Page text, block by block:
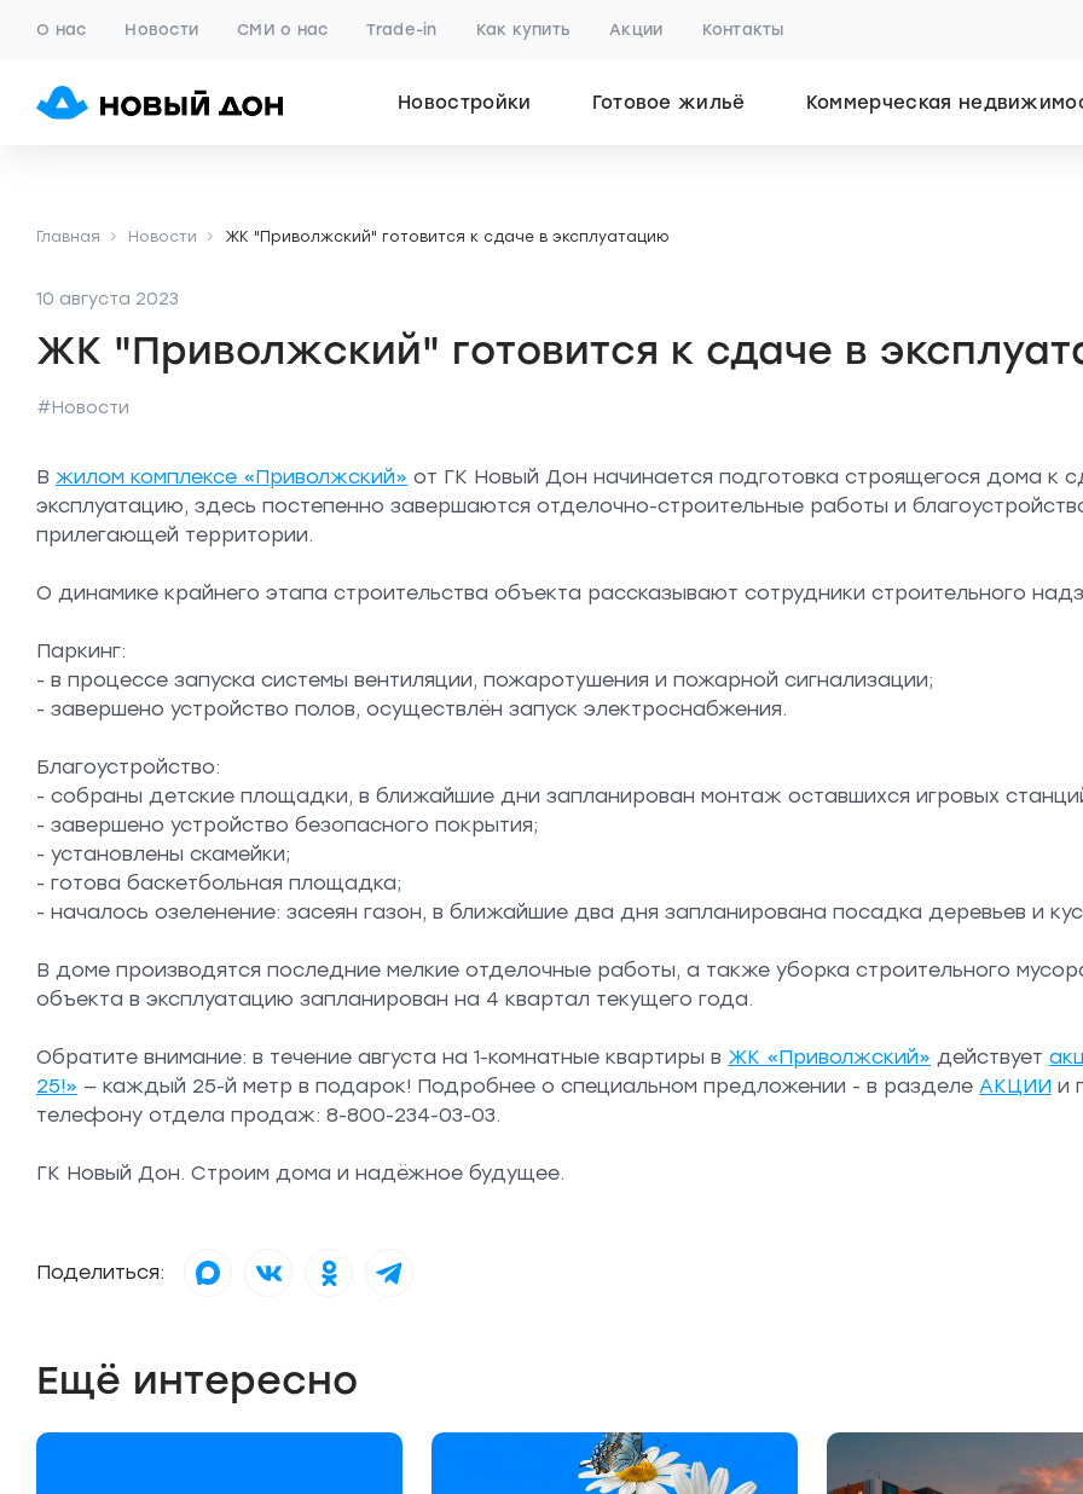
О нас Новости СМИ о нас Trade-in Как купить Акции Контакты
Новостройки Готовое жильё Коммерческая
Главная Новости ЖК "Приволжский" готовится к сдаче в эксплуатацию
10 августа 2023
ЖК "Приволжский" готовится к сдаче в
#Новости
В жилом комплексе «Приволжский» от ГК Новый Дон начинается подготовка строящегося дома к
эксплуатацию, здесь постепенно завершаются отделочно-строительные работы и
прилегающей территории.
О динамике крайнего этапа строительства объекта рассказывают сотрудники строительного
Паркинг:
- в процессе запуска системы вентиляции, пожаротушения и пожарной сигнализации;
- завершено устройство полов, осуществлён запуск электроснабжения.
Благоустройство:
- собраны детские площадки, в ближайшие дни запланирован монтаж оставшихся игровых
- завершено устройство безопасного покрытия;
- установлены скамейки;
- готова баскетбольная площадка;
- началось озеленение: засеян газон, в ближайшие два дня запланирована посадка деревьев и
В доме производятся последние мелкие отделочные работы, а также уборка строительного
объекта в эксплуатацию запланирован на 4 квартал текущего года.
Обратите внимание: в течение августа на 1-комнатные квартиры в ЖК «Приволжский» действует
25!» — каждый 25-й метр в подарок! Подробнее о специальном предложении - в разделе АКЦИИ и
телефону отдела продаж: 8-800-234-03-03.
ГК Новый Дон. Строим дома и надёжное будущее.
Поделиться:
Ещё интересно